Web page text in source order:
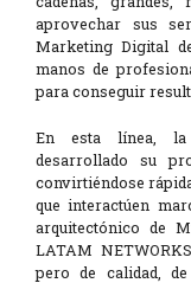
aprovechar sus
Marketing Digital
manos de
para conseguir
En esta línea, la
desarrollado su
convirtiéndose
que interactúen
arquitectónico de
LATAM
pero de calidad,